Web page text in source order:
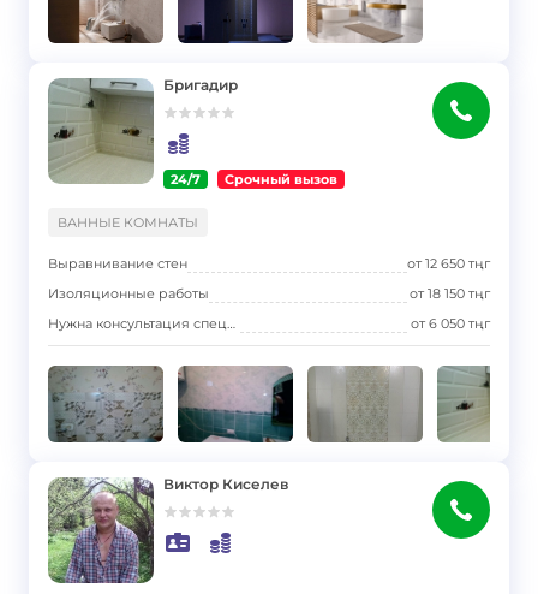
Бригадир
24/7 Срочный вызов
ВАННЫЕ КОМНАТЫ
Выравнивание стен от12 650 тңг
Изоляционные работы
от18 150 тңг
Нужна консультация специалиста
от6 050 тңг
Виктор Киселев